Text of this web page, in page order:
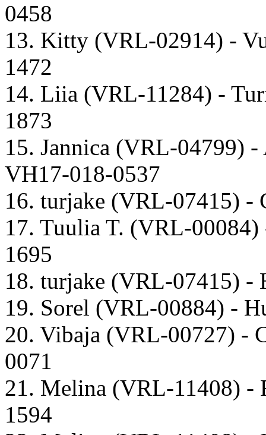
0458
13. Kitty (VRL-02914) -
1472
14. Liia (VRL-11284) -
1873
15. Jannica (VRL-04799)
VH17-018-0537
16. turjake (VRL-07415) -
17. Tuulia T. (VRL-
1695
18. turjake (VRL-07415) -
19. Sorel (VRL-00884) -
20. Vibaja (VRL-00727) -
0071
21. Melina (VRL-11408) -
1594